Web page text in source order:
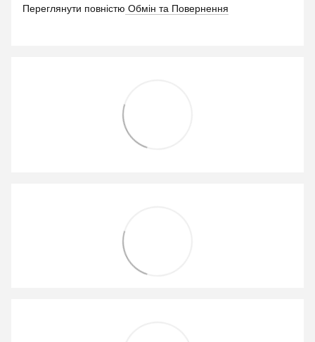
Переглянути повністю Обмін та Повернення